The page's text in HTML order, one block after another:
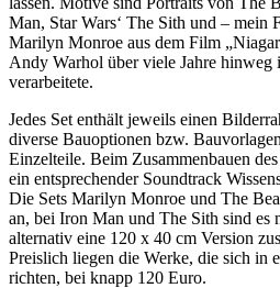
Man, Star Wars‘ The Sith und – mein
Marilyn Monroe aus dem Film
Andy Warhol über viele Jahre hinweg
verarbeitete.
Jedes Set enthält jeweils einen
diverse Bauoptionen bzw.
Einzelteile. Beim Zusammenbauen
ein entsprechender Soundtrack
Die Sets Marilyn Monroe und The
an, bei Iron Man und The Sith sind es
alternativ eine 120 x 40 cm Version
Preislich liegen die Werke, die sich in
richten, bei knapp 120 Euro.